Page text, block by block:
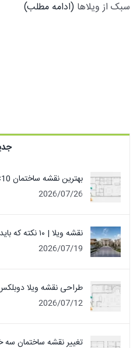
سبک از ویلاها (ادامه مطلب)
بهترین نقشه ساختمان 10×20 | پلان سه خوابه بی نقص
2026/07/26
نقشه ویلا | ۱۰ نکته که باید قبل از طراحی ویلا بدانید!
2026/07/19
طراحی نقشه ویلا دوبلکس ۱۱۰ متری دلباز +
2026/07/12
تغییر نقشه ساختمان سه